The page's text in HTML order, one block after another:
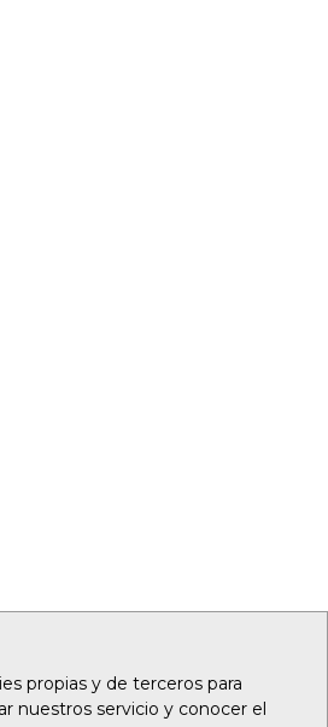
propias y de terceros para
nuestros servicio y conocer el